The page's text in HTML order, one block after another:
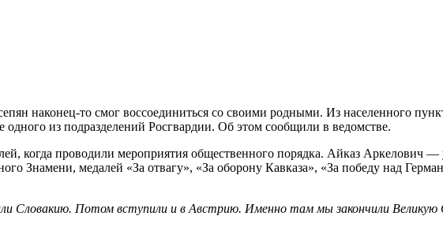
наконец-то смог воссоединиться со своими родными. Из населенного
из подразделений Росгвардии. Об этом сообщили в ведомстве.
когда проводили мероприятия общественного порядка. Айказ Аркелович —
Знамени, медалей «За отвагу», «За оборону Кавказа», «За победу над
Словакию. Потом вступили и в Австрию. Именно там мы закончили Великую